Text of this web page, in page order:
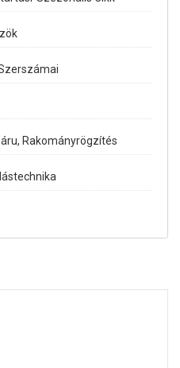
Rakományrögzítés